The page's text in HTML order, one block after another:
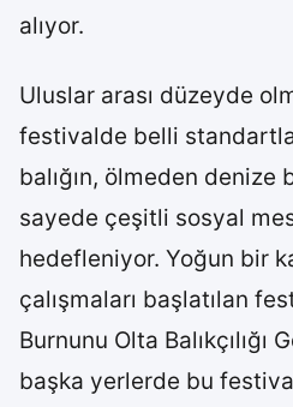
alıyor.
Uluslar arası düzeyde
festivalde belli
balığın, ölmeden denize
sayede çeşitli sosyal
hedefleniyor. Yoğun bir
çalışmaları başlatılan
Burnunu Olta Balıkçılığı
başka yerlerde bu